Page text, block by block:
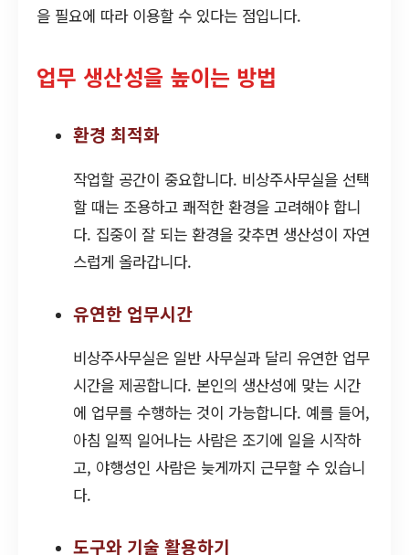
을 필요에 따라 이용할 수 있다는 점입니다.
업무 생산성을 높이는 방법
환경 최적화
작업할 공간이 중요합니다. 비상주사무실을 선택
할 때는 조용하고 쾌적한 환경을 고려해야 합니
다. 집중이 잘 되는 환경을 갖추면 생산성이 자연
스럽게 올라갑니다.
유연한 업무시간
비상주사무실은 일반 사무실과 달리 유연한 업무
시간을 제공합니다. 본인의 생산성에 맞는 시간
에 업무를 수행하는 것이 가능합니다. 예를 들어,
아침 일찍 일어나는 사람은 조기에 일을 시작하
고, 야행성인 사람은 늦게까지 근무할 수 있습니
다.
도구와 기술 활용하기